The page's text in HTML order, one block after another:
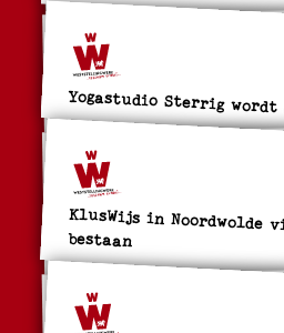
Yogastudio Sterrig wordt
KlusWijs in
bestaan